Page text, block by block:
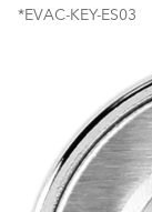
*EVAC-KEY-ES03